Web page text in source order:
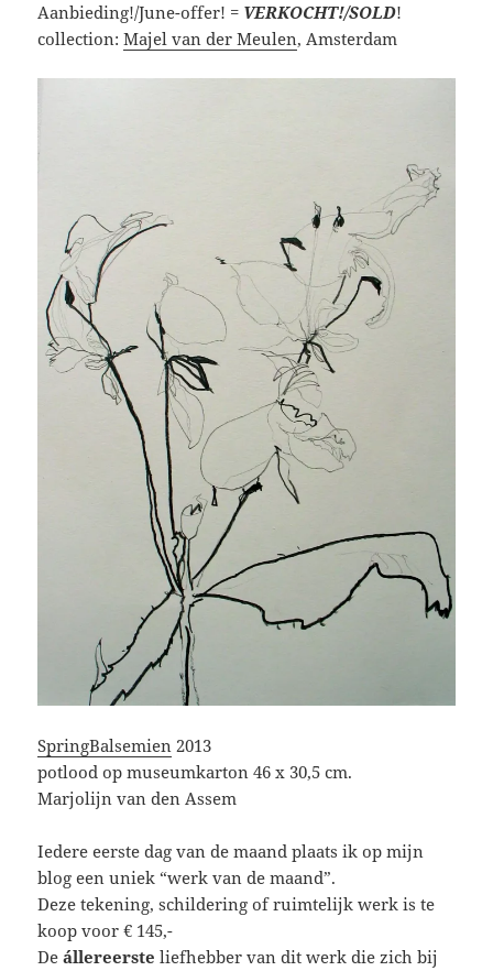
Aanbieding!/June-offer! = VERKOCHT!/SOLD!
collection:Majel van der Meulen, Amsterdam
SpringBalsemien 2013
potlood op museumkarton 46 x 30,5 cm.
Marjolijn van den Assem
Iedere eerste dag van de maand plaats ik op mijn
blog een uniek “werk van de maand”.
Deze tekening, schildering of ruimtelijk werk is te
koop voor € 145,-
Deállereerste liefhebber van dit werk die zich bij